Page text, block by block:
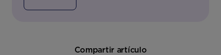
Compartir artículo